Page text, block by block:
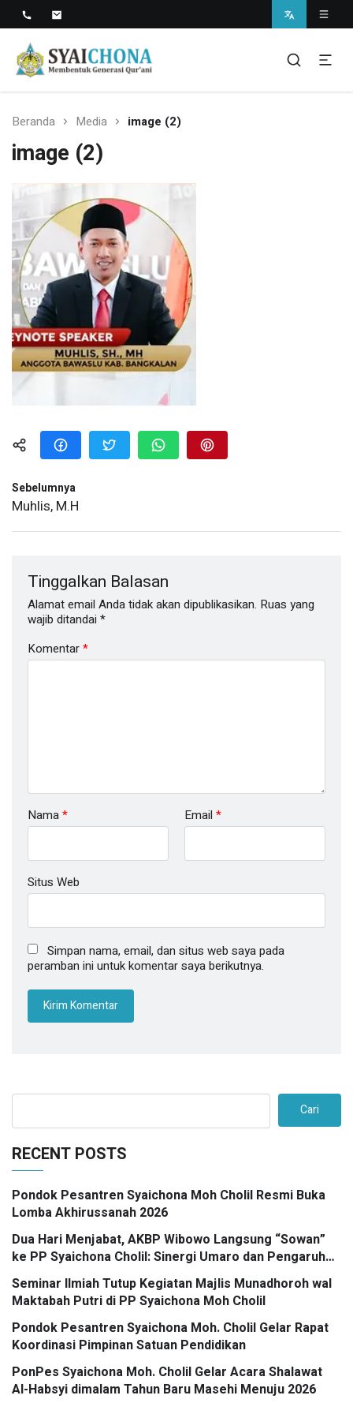
syaichona
Situs Resmi Pondok Pesantren Syaichona
Mohammad Cholil
Beranda Media image (2)
image (2)
Sebelumnya
Muhlis, M.H
Tinggalkan Balasan
Alamat email Anda tidak akan dipublikasikan. Ruas yang
wajib ditandai *
Komentar*
Nama* Email *
Situs Web
Simpan nama, email, dan situs web saya pada
peramban ini untuk komentar saya berikutnya.
Cari
RECENT POSTS
Pondok Pesantren Syaichona Moh Cholil Resmi Buka
Lomba Akhirussanah 2026
Dua Hari Menjabat, AKBP Wibowo Langsung “Sowan”
ke PP Syaichona Cholil: Sinergi Umaro dan Pengaruh
Tokoh Pesantren Kunci Bangkalan Madani
Seminar Ilmiah Tutup Kegiatan Majlis Munadhoroh wal
Maktabah Putri di PP Syaichona Moh Cholil
Pondok Pesantren Syaichona Moh. Cholil Gelar Rapat
Koordinasi Pimpinan Satuan Pendidikan
PonPes Syaichona Moh. Cholil Gelar Acara Shalawat
Al-Habsyi dimalam Tahun Baru Masehi Menuju 2026